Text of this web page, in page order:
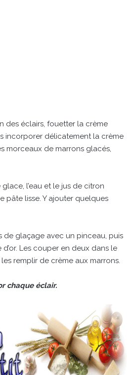
des éclairs, fouetter la crème
incorporer délicatement la crème
morceaux de marrons glacés,
glace, l’eau et le jus de citron
pâte lisse. Y ajouter quelques
de glaçage avec un pinceau, puis
Les couper en deux dans le
remplir de crème aux marrons.
chaque éclair.